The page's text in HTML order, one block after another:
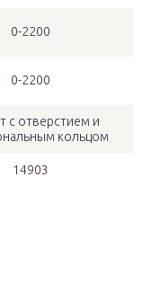
0-2200
0-2200
с отверстием и
кольцом
14903